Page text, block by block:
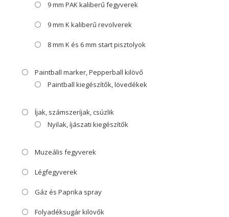
9 mm PAK kaliberű fegyverek
9 mm K kaliberű revolverek
8 mm K és 6 mm start pisztolyok
Paintball marker, Pepperball kilövő
Paintball kiegészítők, lövedékek
Íjak, számszeríjak, csúzlik
Nyilak, íjászati kiegészítők
Muzeális fegyverek
Légfegyverek
Gáz és Paprika spray
Folyadéksugár kilövők